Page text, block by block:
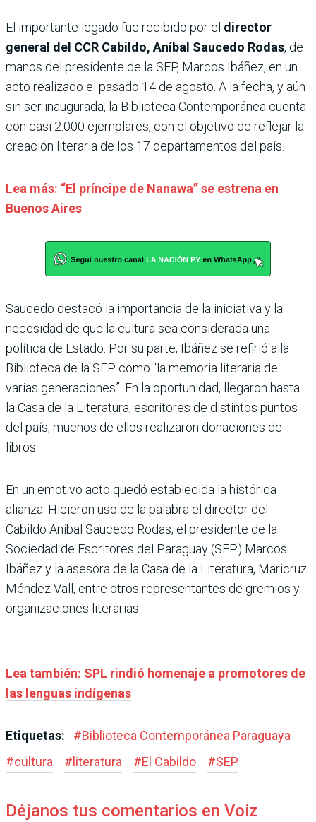
El importante legado fue recibido por el director
general del CCR Cabildo, Aníbal Saucedo Rodas, de
manos del presidente de la SEP, Marcos Ibáñez, en un
acto realizado el pasado 14 de agosto. A la fecha, y aún
sin ser inaugurada, la Biblioteca Contemporánea cuenta
con casi 2.000 ejemplares, con el objetivo de reflejar la
creación literaria de los 17 departamentos del país.
Lea más: “El príncipe de Nanawa” se estrena en
Buenos Aires
Saucedo destacó la importancia de la iniciativa y la
necesidad de que la cultura sea considerada una
política de Estado. Por su parte, Ibáñez se refirió a la
Biblioteca de la SEP como “la memoria literaria de
varias generaciones”. En la oportunidad, llegaron hasta
la Casa de la Literatura, escritores de distintos puntos
del país, muchos de ellos realizaron donaciones de
libros.
En un emotivo acto quedó establecida la histórica
alianza. Hicieron uso de la palabra el director del
Cabildo Aníbal Saucedo Rodas, el presidente de la
Sociedad de Escritores del Paraguay (SEP) Marcos
Ibáñez y la asesora de la Casa de la Literatura, Maricruz
Méndez Vall, entre otros representantes de gremios y
organizaciones literarias.
Lea también: SPL rindió homenaje a promotores de
las lenguas indígenas
Etiquetas: #Biblioteca Contemporánea Paraguaya
#cultura # literatura #El Cabildo #SEP
Déjanos tus comentarios en Voiz